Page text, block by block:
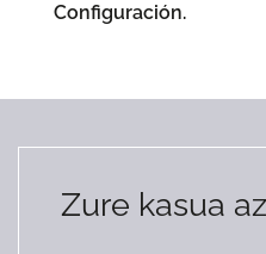
Configuración.
Zure kasua